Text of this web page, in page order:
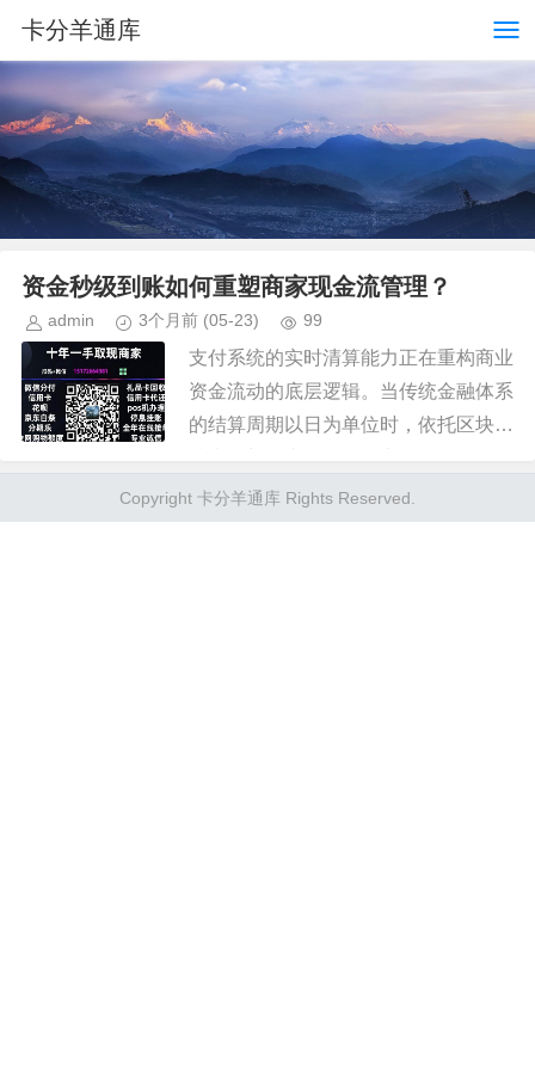
卡分羊通库
资金秒级到账如何重塑商家现金流管理？
admin 3个月前 (05-23) 99
支付系统的实时清算能力正在重构商业
资金流动的底层逻辑。当传统金融体系
的结算周期以日为单位时，依托区块链
这种技术突破使得"24小时套现秒回"成
为可能。核心在于智能合约与...
Copyright 卡分羊通库 Rights Reserved.